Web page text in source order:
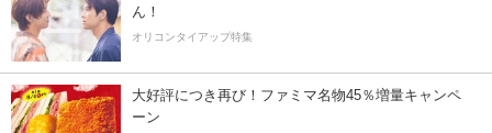
ん！
オリコンタイアップ特集
大好評につき再び！ファミマ名物45％増量キャンペ
ーン